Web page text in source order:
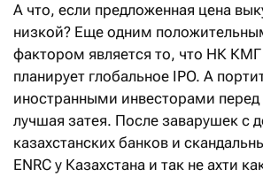
А что, если предложенная цена
низкой? Еще одним
фактором является то, что НК
планирует глобальное IPO. А
иностранными инвесторами
лучшая затея. После заварушек с
казахстанских банков и
ENRC у Казахстана и так не ахти